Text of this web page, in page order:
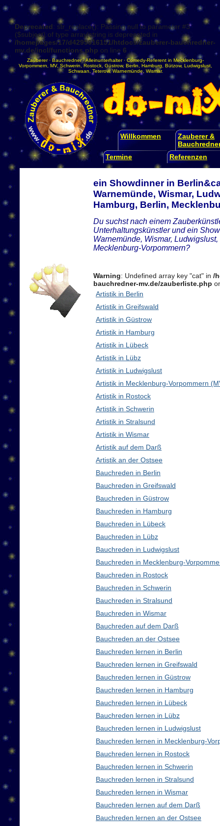
Deprecated: str_replace(): Passing null to parameter #3
($subject) of type array|string is deprecated in
/homepages/17/d4295016151/htdocs/zauberer-bauchredner-
mv.de/incl/functions.php on line 6
Zauberer·Bauchredner·Alleinunterhalter· Comedy-Referent in Mecklenburg-
Vorpommern
MV, Schwerin Rostock Güstrow, Berlin Hamburg Bützow, Ludwigslust
Schwaan ,Teterow,Warnemünde Wismar.
Willkommen
Zauberer &
Termine
Referenzen
ein Showdinner in
Warnemünde, Wismar,
Hamburg, Berlin,
Du suchst nach einem
Unterhaltungskünstler und ein
Warnemünde, Wismar,
Mecklenburg-Vorpommern?
Warning: Undefined array key "cat" in /
bauchredner-mv.de/zauberliste.php
Artistik in Berlin
Artistik in Greifswald
Artistik in Güstrow
Artistik in Hamburg
Artistik in Lübeck
Artistik in Lübz
Artistik in Ludwigslust
Artistik in Mecklenburg-Vorpommern
Artistik in Rostock
Artistik in Schwerin
Artistik in Stralsund
Artistik in Wismar
Artistik auf dem Darß
Artistik an der Ostsee
Bauchreden in Berlin
Bauchreden in Greifswald
Bauchreden in Güstrow
Bauchreden in Hamburg
Bauchreden in Lübeck
Bauchreden in Lübz
Bauchreden in Ludwigslust
Bauchreden in Mecklenburg-
Bauchreden in Rostock
Bauchreden in Schwerin
Bauchreden in Stralsund
Bauchreden in Wismar
Bauchreden auf dem Darß
Bauchreden an der Ostsee
Bauchreden lernen in Berlin
Bauchreden lernen in Greifswald
Bauchreden lernen in Güstrow
Bauchreden lernen in Hamburg
Bauchreden lernen in Lübeck
Bauchreden lernen in Lübz
Bauchreden lernen in Ludwigslust
Bauchreden lernen in Mecklenburg-
Bauchreden lernen in Rostock
Bauchreden lernen in Schwerin
Bauchreden lernen in Stralsund
Bauchreden lernen in Wismar
Bauchreden lernen auf dem Darß
Bauchreden lernen an der Ostsee